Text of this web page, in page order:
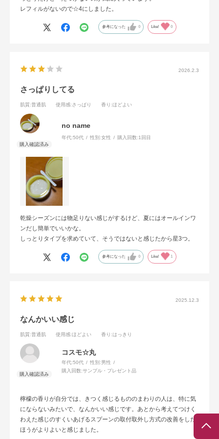
レフィルがないので☆4にしました。
参考になった 0 Like! 0
2026.2.3
さっぱりしてる
肌質:普通肌 使用感:さっぱり 香り :ほどよい
no name
年代:50代 性別:女性 購入回数:1回目
乾燥シーズンには物足りない感じがするけど、夏にはオールインワ
ンだし簡単でいいかな。
しっとりタイプを求めていて、そうではないと感じたから星3つ。
参考になった 0 Like! 1
2025.12.3
なんかいい感じ
肌質:普通肌 使用感:ほどよい 香り :はっきり
コスモ☆丸
年代:50代 性別:男性
購入回数:サンプル・プレゼント品
檸檬の香りが自分では、きつく感じるもののまわりの人は、特に気
にならないみたいで、なんかいい感じです。あとから考えてつけく
わえた感じのすくいあげるスプーンの取付取外し方式の改善をした
ほうがよりよいと感じました。